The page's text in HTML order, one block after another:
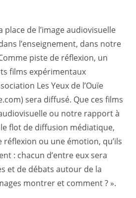
place de l’image audiovisuelle
l’enseignement, dans notre
piste de réflexion, un
films expérimentaux
Les Yeux de l’Ouïe
sera diffusé. Que ces films
ou notre rapport à
flot de diffusion médiatique,
réflexion ou une émotion, qu’ils
: chacun d’entre eux sera
et de débats autour de la
montrer et comment ? ».